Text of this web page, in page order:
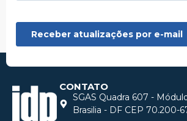
CONTATO
SGAS Quadra 607 -
Brasilia - DF CEP 70.200-